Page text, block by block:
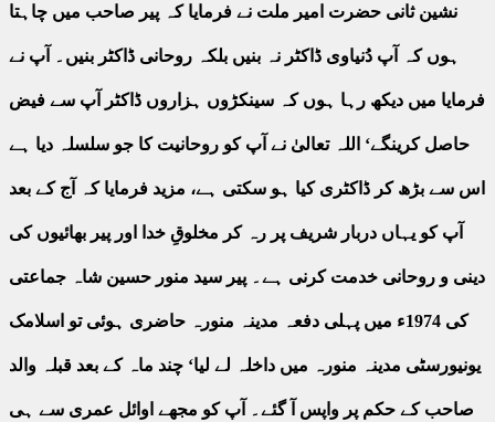
نشین ثانی حضرت امیر ملت نے فرمایا کہ پیر صاحب میں چاہتا
ہوں کہ آپ دُنیاوی ڈاکٹر نہ بنیں بلکہ روحانی ڈاکٹر بنیں۔ آپ نے
فرمایا میں دیکھ رہا ہوں کہ سینکڑوں ہزاروں ڈاکٹر آپ سے فیض
حاصل کرینگے‘ اللہ تعالیٰ نے آپ کو روحانیت کا جو سلسلہ دیا ہے
اس سے بڑھ کر ڈاکٹری کیا ہو سکتی ہے، مزید فرمایا کہ آج کے بعد
آپ کو یہاں دربار شریف پر رہ کر مخلوقِ خدا اور پیر بھائیوں کی
دینی و روحانی خدمت کرنی ہے۔ پیر سید منور حسین شاہ جماعتی
کی 1974ء میں پہلی دفعہ مدینہ منورہ حاضری ہوئی تو اسلامک
یونیورسٹی مدینہ منورہ میں داخلہ لے لیا‘ چند ماہ کے بعد قبلہ والد
صاحب کے حکم پر واپس آ گئے۔ آپ کو مجھے اوائل عمری سے ہی